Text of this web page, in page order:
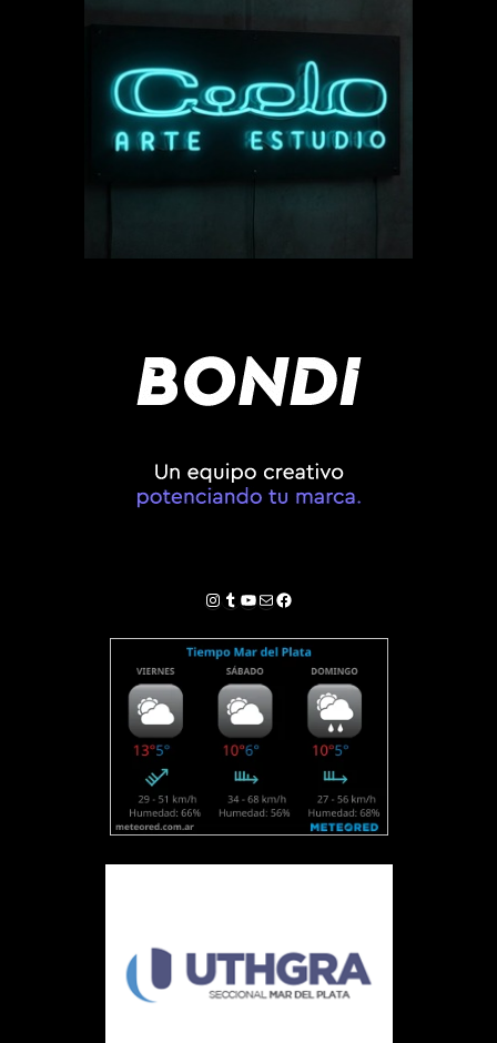
Instagram
Tumblr
YouTube
Correo electrónico
Facebook